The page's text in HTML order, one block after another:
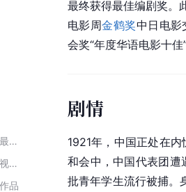
中国电影金鸡奖最佳编剧历届获奖作品
刘家祎参演的影视作品
品
最终获得最佳编剧奖。
电影周金鹤奖中日电
会奖“年度华语电影十佳
剧情
1921年，中国正处在
和会中，中国代表团遭
批青年学生流行被捕。